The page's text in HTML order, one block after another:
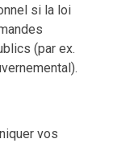
si la loi
(par ex.
vos